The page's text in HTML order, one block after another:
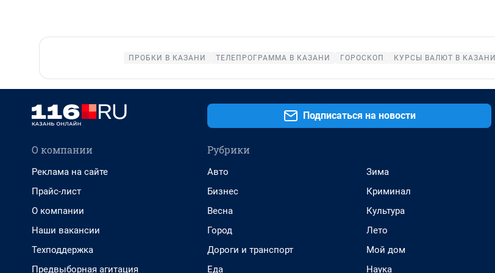
ПРОБКИ В КАЗАНИ ТЕЛЕПРОГРАММА В КАЗАНИ ГОРОСКОП КУРСЫ ВАЛЮТ В КАЗАНИ
Подписаться на новости
О компании
Реклама на сайте
Прайс-лист
О компании
Наши вакансии
Техподдержка
Предвыборная агитация
Рубрики
Авто
Бизнес
Весна
Город
Дороги и транспорт
Еда
Зима
Криминал
Культура
Лето
Мой дом
Наука